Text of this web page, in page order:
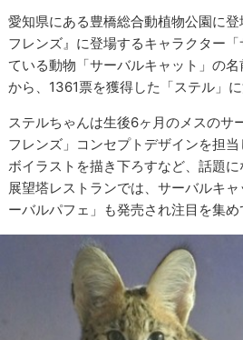
愛知県にある豊橋総合動植物公園に
フレンズ』に登場するキャラクター
ている動物「サーバルキャット」の
から、1361票を獲得した「ステル」に
ステルちゃんは生後6ヶ月のメスのサ
フレンズ」コンセプトデザインを担
ボイラストを描き下ろすなど、話題
展望塔レストランでは、サーバルキ
ーバルパフェ」も発売され注目を集め